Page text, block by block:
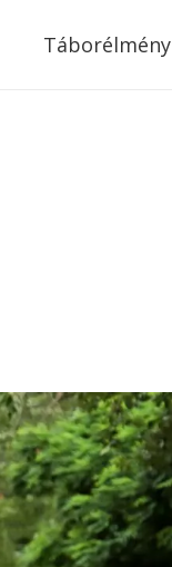
Táborélmény